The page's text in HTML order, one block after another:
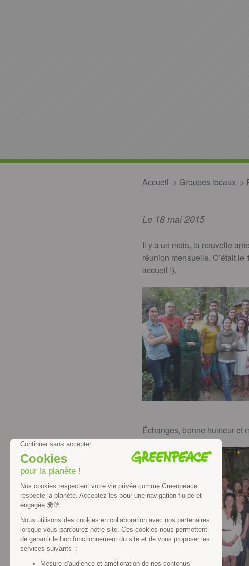
Accueil Groupes locaux
Le 18 mai 2015
Il y a un mois, la nouvelle
réunion mensuelle. C’était le
accueil !).
Échanges, bonne humeur et